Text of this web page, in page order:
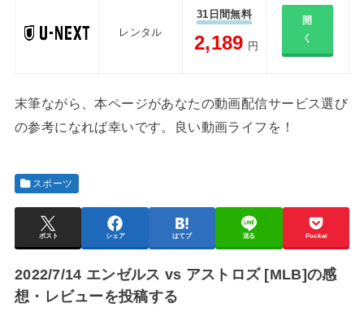
レンタル
31日間無料
2,189 円
開
く
末筆ながら、本ページがあなたの動画配信サービス選び
の参考になれば幸いです。良い動画ライフを！
スポーツ
ポスト シェア はてブ 送る Pocket
2022/7/14 エンゼルス vs アストロズ [MLB]の感
想・レビューを投稿する